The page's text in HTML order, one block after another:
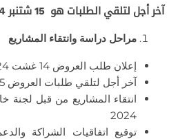
آخر أجل لتلقي الطلبات هو 15 شتنبر 2024، العاشرة ليلا.
مراحل دراسة وانتقاء المشاريع
إعلان طلب العروض 14 غشت 2024.
آخر أجل لتلقي طلبات العروض 15 شتنبر 2024.
2024